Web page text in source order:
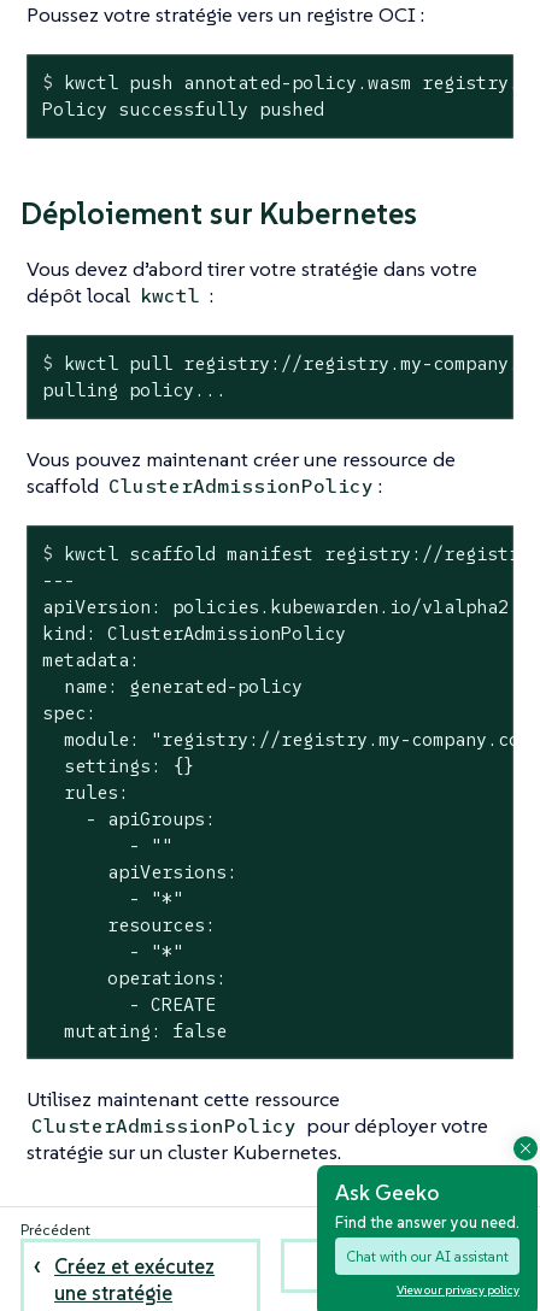
Ask Geeko
Find the answer you need.
Chat with our AI assistant
View our privacy policy
Poussez votre stratégie vers un registre OCI :
$ kwctl push annotated-policy.wasm
Policy successfully pushed
Déploiement sur Kubernetes
Vous devez d’abord tirer votre stratégie dans votre
dépôt local kwctl :
$ kwctl pull registry://registry.my-
pulling policy...
Vous pouvez maintenant créer une ressource de
scaffold ClusterAdmissionPolicy :
$ kwctl scaffold manifest registry://
---
apiVersion: policies.kubewarden.io/v1alpha2
kind: ClusterAdmissionPolicy
metadata:
  name: generated-policy
spec:
module: "registry://registry.my-
  settings: {}
  rules:
    - apiGroups:
        - ""
      apiVersions:
        - "*"
      resources:
        - "*"
      operations:
        - CREATE
  mutating: false
Utilisez maintenant cette ressource
ClusterAdmissionPolicy pour déployer votre
stratégie sur un cluster Kubernetes.
Créez et exécutez
une stratégie
C#